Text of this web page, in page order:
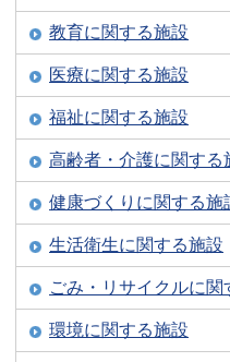
教育に関する施設
医療に関する施設
福祉に関する施設
高齢者・介護に関する
健康づくりに関する施
生活衛生に関する施設
ごみ・リサイクルに関
環境に関する施設